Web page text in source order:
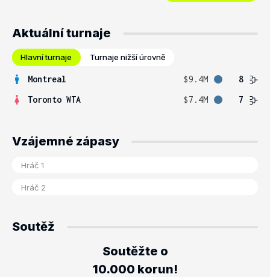
Aktuální turnaje
Hlavní turnaje Turnaje nižší úrovně
Montreal $9.4M
8
Toronto WTA
$7.4M 7
Vzájemné zápasy
Soutěž
Soutěžte o
10.000 korun!